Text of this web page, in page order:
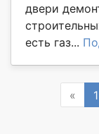
двери
есть газ...
« 1